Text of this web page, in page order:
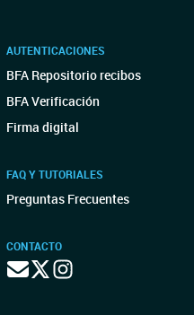
AUTENTICACIONES
BFA Repositorio recibos
BFA Verificación
Firma digital
FAQ Y TUTORIALES
Preguntas Frecuentes
CONTACTO